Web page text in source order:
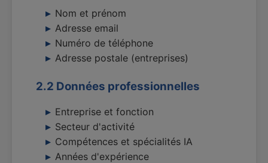
Nom et prénom
Adresse email
Numéro de téléphone
Adresse postale (entreprises)
2.2 Données professionnelles
Entreprise et fonction
Secteur d'activité
Compétences et spécialités IA
Années d'expérience